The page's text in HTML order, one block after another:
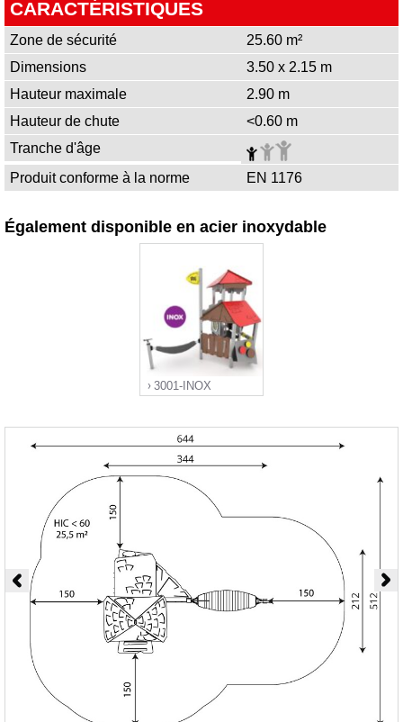
CARACTÉRISTIQUES
Zone de sécurité
25.60 m²
Dimensions
3.50 x 2.15 m
Hauteur maximale
2.90 m
Hauteur de chute
<0.60 m
Tranche d'âge
Produit conforme à la norme
EN 1176
Également disponible en acier inoxydable
3001-INOX
">